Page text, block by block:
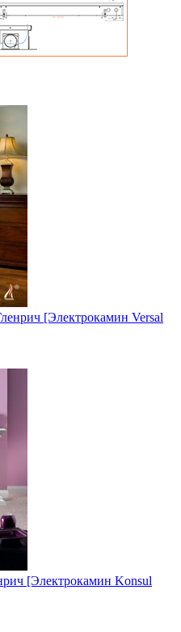
[Электрокамин Versal
[Электрокамин Konsul